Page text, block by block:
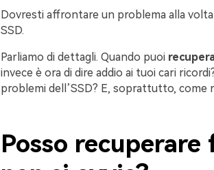
Dovresti affrontare un problema alla
SSD.
Parliamo di dettagli. Quando puoi
invece è ora di dire addio ai tuoi cari
problemi dell’SSD? E, soprattutto, come
Posso recuperare